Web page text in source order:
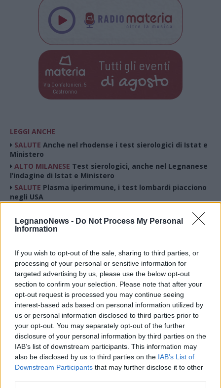
LegnanoNews - Do Not Process My Personal
Information
If you wish to opt-out of the sale, sharing to third parties, or
processing of your personal or sensitive information for
targeted advertising by us, please use the below opt-out
section to confirm your selection. Please note that after your
opt-out request is processed you may continue seeing
interest-based ads based on personal information utilized by
us or personal information disclosed to third parties prior to
your opt-out. You may separately opt-out of the further
disclosure of your personal information by third parties on the
IAB’s list of downstream participants. This information may
also be disclosed by us to third parties on the IAB’s List of
Downstream Participants that may further disclose it to other
Via Confalonieri, 5
Castronno
Tutti gli eventi
di agosto
LEGGI ANCHE
SALUTE Anche nel rhodense i test sierologici di Istat e
Ministero
ALTO MILANESE Test sierologici, anche nel Legnanese
l’indagine di Istat e Ministero
SALUTE Plasma iperimmune, i test lombardi piacciono
negli USA
PIÙ INFORMAZIONI SU
covid-19
LEGGI GLI ALTRI ARTICOLI DI
ALTO MILANESE
Selezioniamo per te
Il meglio di